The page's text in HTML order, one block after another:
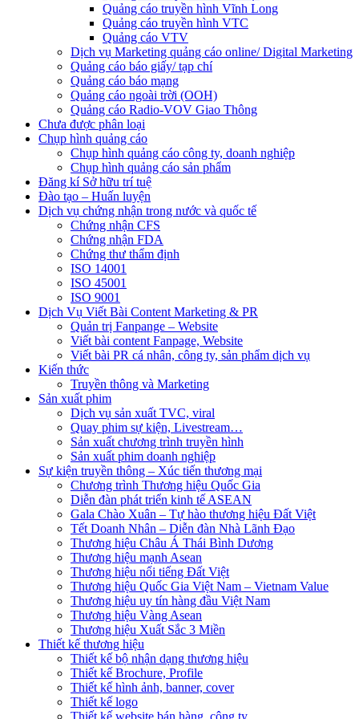
Quảng cáo truyền hình Vĩnh Long
Quảng cáo truyền hình VTC
Quảng cáo VTV
Dịch vụ Marketing quảng cáo online/ Digital Marketing
Quảng cáo báo giấy/ tạp chí
Quảng cáo báo mạng
Quảng cáo ngoài trời (OOH)
Quảng cáo Radio-VOV Giao Thông
Chưa được phân loại
Chụp hình quảng cáo
Chụp hình quảng cáo công ty, doanh nghiệp
Chụp hình quảng cáo sản phẩm
Đăng kí Sở hữu trí tuệ
Đào tạo – Huấn luyện
Dịch vụ chứng nhận trong nước và quốc tế
Chứng nhận CFS
Chứng nhận FDA
Chứng thư thẩm định
ISO 14001
ISO 45001
ISO 9001
Dịch Vụ Viết Bài Content Marketing & PR
Quản trị Fanpange – Website
Viết bài content Fanpage, Website
Viết bài PR cá nhân, công ty, sản phẩm dịch vụ
Kiến thức
Truyền thông và Marketing
Sản xuất phim
Dịch vụ sản xuất TVC, viral
Quay phim sự kiện, Livestream…
Sản xuất chương trình truyền hình
Sản xuất phim doanh nghiệp
Sự kiện truyền thông – Xúc tiến thương mại
Chương trình Thương hiệu Quốc Gia
Diễn đàn phát triển kinh tế ASEAN
Gala Chào Xuân – Tự hào thương hiệu Đất Việt
Tết Doanh Nhân – Diễn đàn Nhà Lãnh Đạo
Thương hiệu Châu Á Thái Bình Dương
Thương hiệu mạnh Asean
Thương hiệu nổi tiếng Đất Việt
Thương hiệu Quốc Gia Việt Nam – Vietnam Value
Thương hiệu uy tín hàng đầu Việt Nam
Thương hiệu Vàng Asean
Thương hiệu Xuất Sắc 3 Miền
Thiết kế thương hiệu
Thiết kế bộ nhận dạng thương hiệu
Thiết kế Brochure, Profile
Thiết kế hình ảnh, banner, cover
Thiết kế logo
Thiết kế website bán hàng, công ty